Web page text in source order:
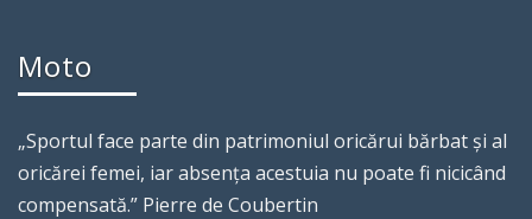
Moto
„Sportul face parte din patrimoniul oricărui bărbat şi al
oricărei femei, iar absenţa acestuia nu poate fi nicicând
compensată.” Pierre de Coubertin